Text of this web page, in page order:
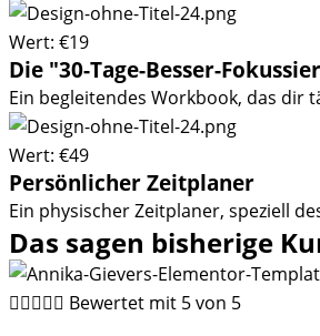
Wert: €19
Die "30-Tage-Besser-
Ein begleitendes Workbook, das dir
Wert: €49
Persönlicher Zeitplaner
Ein physischer Zeitplaner, speziell
Das sagen bisherige
 Bewertet mit 5 von 5